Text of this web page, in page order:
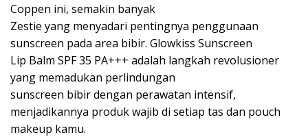
Coppen ini, semakin banyak
Zestie yang menyadari pentingnya penggunaan
sunscreen pada area bibir. Glowkiss Sunscreen
Lip Balm SPF 35 PA+++ adalah langkah revolusioner
yang memadukan perlindungan
sunscreen bibir dengan perawatan intensif,
menjadikannya produk wajib di setiap tas dan pouch
makeup kamu.